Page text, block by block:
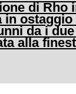
di Rho
in
da i
alla